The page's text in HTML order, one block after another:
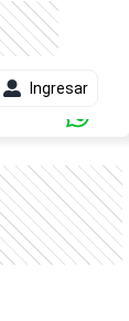
Ingresar